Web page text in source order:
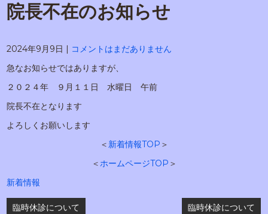
院長不在のお知らせ
2024年9月9日 | コメントはまだありません
急なお知らせではありますが、
２０２４年 ９月１１日 水曜日 午前
院長不在となります
よろしくお願いします
＜ 新着情報TOP ＞
＜ホームページTOP ＞
新着情報
投
臨時休診について 臨時休診について